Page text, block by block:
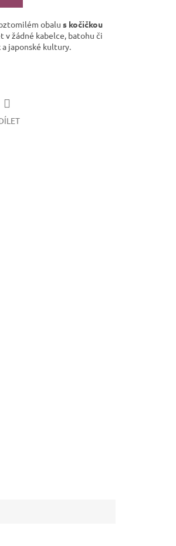
obalu s kočičkou
v žádné kabelce, batohu či
japonské kultury.